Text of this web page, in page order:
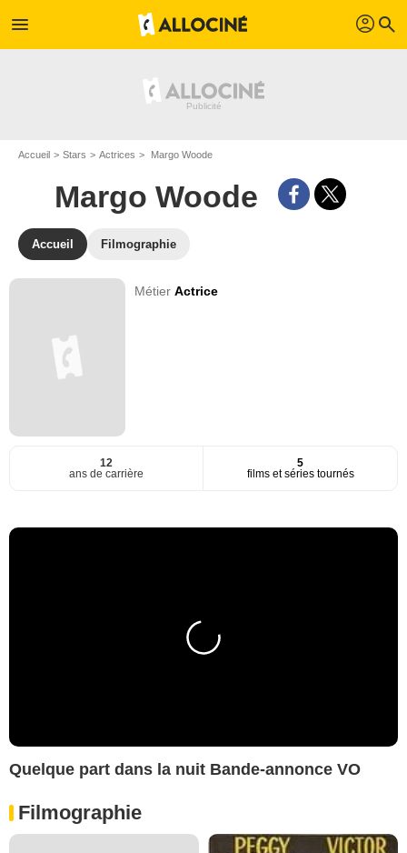
menu profil search
Accueil Stars Actrices Margo Woode
Margo Woode
Accueil Filmographie
MétierActrice
12
ans de carrière
5
films et séries tournés
Quelque part dans la nuit Bande-annonce VO
Filmographie